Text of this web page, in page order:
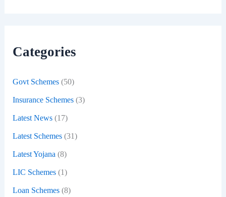
o
Categories
Govt Schemes(50)
Insurance Schemes(3)
Latest News(17)
Latest Schemes(31)
Latest Yojana (8)
LIC Schemes(1)
Loan Schemes(8)